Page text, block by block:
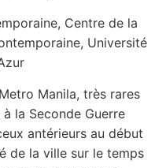
Centre de la
Université
Manila, très rares
la Seconde Guerre
antérieurs au début
de la ville sur le temps